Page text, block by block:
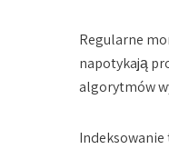
Regularne
napotykają
algorytmów